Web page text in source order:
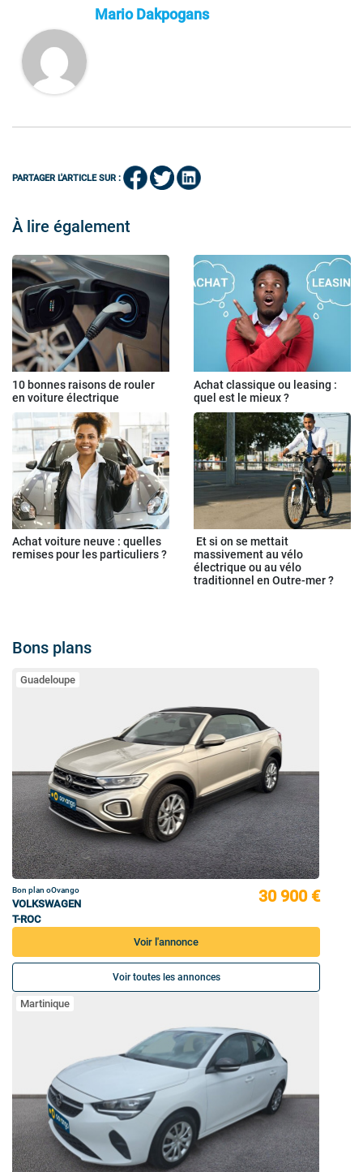
Mario Dakpogans
PARTAGER L'ARTICLE SUR :
À lire également
10 bonnes raisons de rouler
en voiture électrique
Achat classique ou leasing :
quel est le mieux ?
Achat voiture neuve : quelles
remises pour les particuliers ?
Et si on se mettait
massivement au vélo
électrique ou au vélo
traditionnel en Outre-mer ?
Bons plans
Guadeloupe
Bon plan oOvango
VOLKSWAGEN
T-ROC
30 900 €
Voir l'annonce
Voir toutes les annonces
Martinique